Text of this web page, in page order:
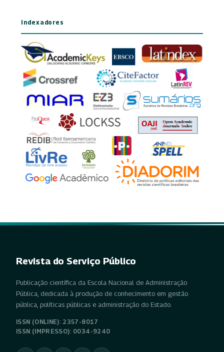
Indexadores
Revista do Serviço Público
Publicação científica da Escola Nacional de Administração
Pública, dedicada à produção de conhecimento em gestão
pública, políticas públicas e administração do Estado.
ISSN (ONLINE): 2357-8017
ISSN (IMPRESSO): 0034-9240